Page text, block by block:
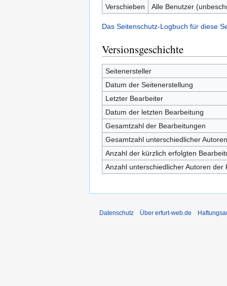
Verschieben
Alle Benutzer
Das Seitenschutz-Logbuch für diese
Versionsgeschichte
Seitenersteller
Datum der Seitenerstellung
Letzter Bearbeiter
Datum der letzten Bearbeitung
Gesamtzahl der Bearbeitungen
Gesamtzahl unterschiedlicher Autoren
Anzahl der kürzlich erfolgten
Anzahl unterschiedlicher Autoren
Datenschutz Über erfurt-web.de